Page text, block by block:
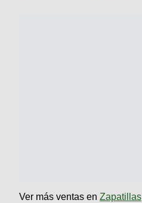
Ver más ventas en Zapatillas